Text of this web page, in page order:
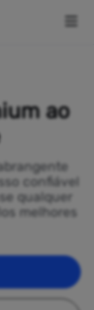
ao
confiável
qualquer
melhores